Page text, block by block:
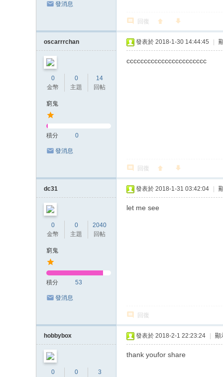
發消息
回復
oscarrrchan
0
金幣
0
主題
14
回帖
窮鬼
積分 0
發消息
發表於 2018-1-30 14:44:45
ccccccccccccccccccccccc
回復
dc31
0
金幣
0
主題
2040
回帖
窮鬼
積分 53
發消息
發表於 2018-1-31 03:42:04
let me see
回復
hobbybox
0
0
3
發表於 2018-2-1 22:23:24 顯
thank youfor share